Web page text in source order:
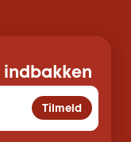
indbakken
Tilmeld